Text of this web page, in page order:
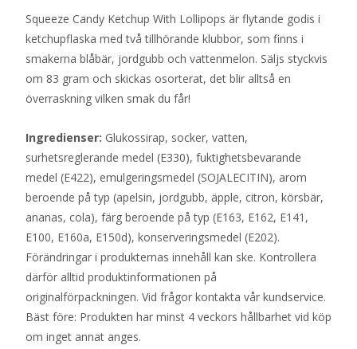
Squeeze Candy Ketchup With Lollipops är flytande godis i
ketchupflaska med två tillhörande klubbor, som finns i
smakerna blåbär, jordgubb och vattenmelon. Säljs styckvis
om 83 gram och skickas osorterat, det blir alltså en
överraskning vilken smak du får!
Ingredienser: Glukossirap, socker, vatten,
surhetsreglerande medel (E330), fuktighetsbevarande
medel (E422), emulgeringsmedel (SOJALECITIN), arom
beroende på typ (apelsin, jordgubb, äpple, citron, körsbär,
ananas, cola), färg beroende på typ (E163, E162, E141,
E100, E160a, E150d), konserveringsmedel (E202).
Förändringar i produkternas innehåll kan ske. Kontrollera
därför alltid produktinformationen på
originalförpackningen. Vid frågor kontakta vår kundservice.
Bäst före: Produkten har minst 4 veckors hållbarhet vid köp
om inget annat anges.